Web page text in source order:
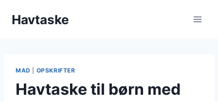
Havtaske
MAD OPSKRIFTER
Havtaske til børn med